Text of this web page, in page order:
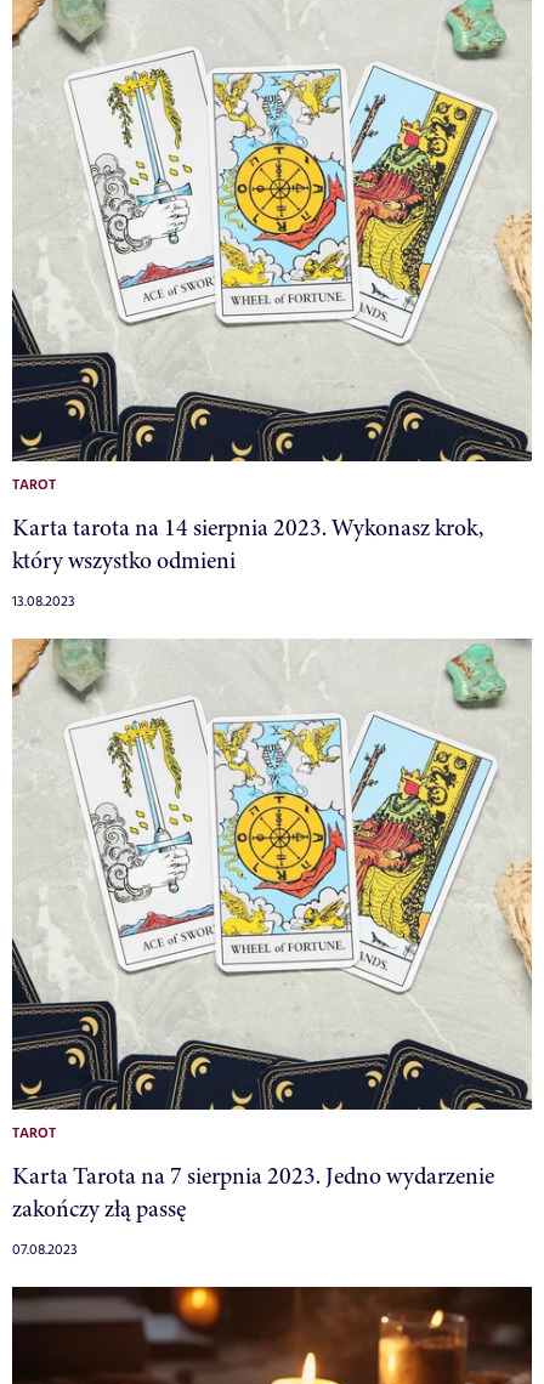
TAROT
Karta tarota na 14 sierpnia 2023. Wykonasz krok,
który wszystko odmieni
13.08.2023
TAROT
Karta Tarota na 7 sierpnia 2023. Jedno wydarzenie
zakończy złą passę
07.08.2023